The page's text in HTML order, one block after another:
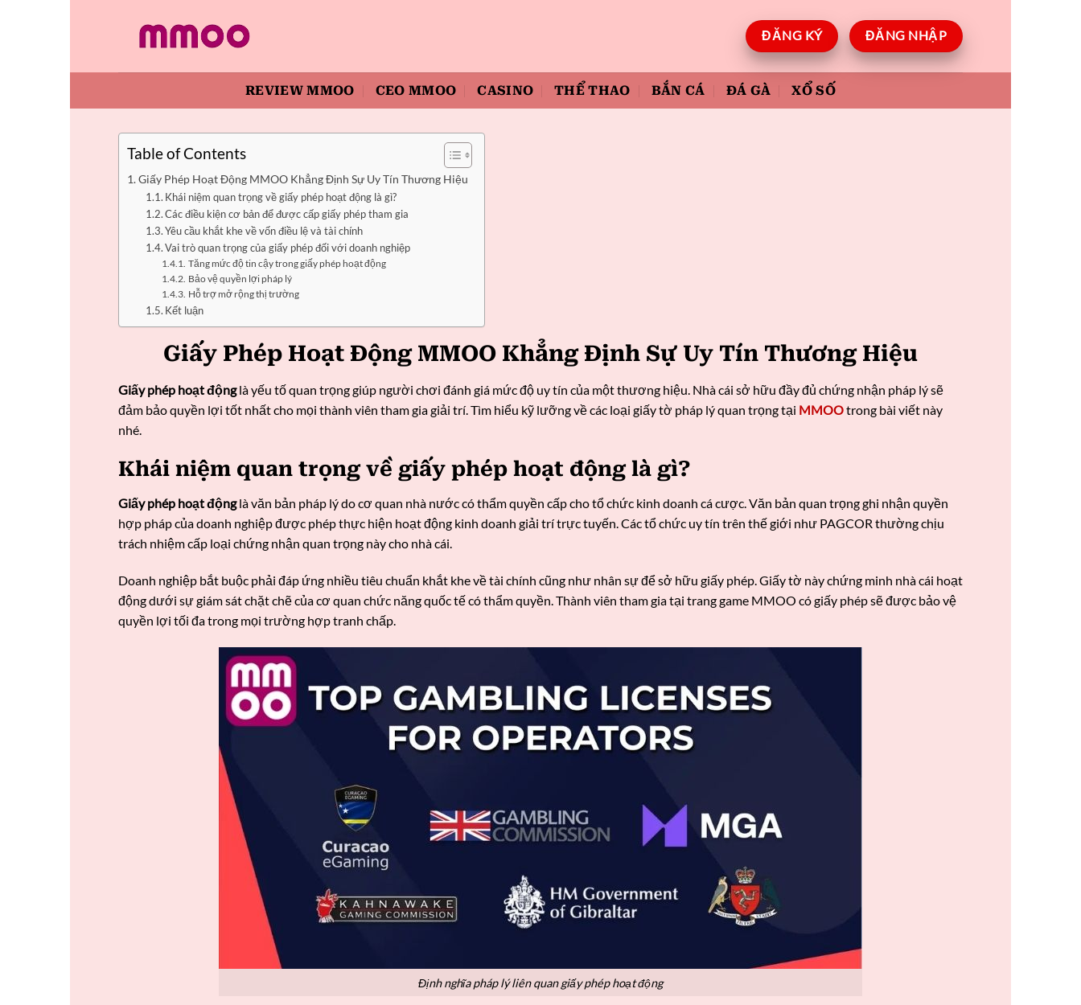
dung
ĐĂNG KÝ ĐĂNG NHẬP
REVIEW MMOO CEO MMOO CASINO THỂ THAO BẮN CÁ ĐÁ GÀ XỔ SỐ
Table of Contents
Giấy Phép Hoạt Động MMOO Khẳng Định Sự Uy Tín Thương Hiệu
Khái niệm quan trọng về giấy phép hoạt động là gì?
Các điều kiện cơ bản để được cấp giấy phép tham gia
Yêu cầu khắt khe về vốn điều lệ và tài chính
Vai trò quan trọng của giấy phép đối với doanh nghiệp
Tăng mức độ tin cậy trong giấy phép hoạt động
Bảo vệ quyền lợi pháp lý
Hỗ trợ mở rộng thị trường
Kết luận
Giấy Phép Hoạt Động MMOO Khẳng Định Sự Uy Tín Thương Hiệu
Giấy phép hoạt độnglà yếu tố quan trọng giúp người chơi đánh giá mức độ uy tín của một thương hiệu. Nhà cái sở hữu đầy đủ chứng nhận pháp lý sẽ
đảm bảo quyền lợi tốt nhất cho mọi thành viên tham gia giải trí. Tìm hiểu kỹ lưỡng về các loại giấy tờ pháp lý quan trọng tại MMOOtrong bài viết này
nhé.
Khái niệm quan trọng về giấy phép hoạt động là gì?
Giấy phép hoạt độnglà văn bản pháp lý do cơ quan nhà nước có thẩm quyền cấp cho tổ chức kinh doanh cá cược. Văn bản quan trọng ghi nhận quyền
hợp pháp của doanh nghiệp được phép thực hiện hoạt động kinh doanh giải trí trực tuyến. Các tổ chức uy tín trên thế giới như PAGCOR thường chịu
trách nhiệm cấp loại chứng nhận quan trọng này cho nhà cái.
Doanh nghiệp bắt buộc phải đáp ứng nhiều tiêu chuẩn khắt khe về tài chính cũng như nhân sự để sở hữu giấy phép. Giấy tờ này chứng minh nhà cái hoạt
động dưới sự giám sát chặt chẽ của cơ quan chức năng quốc tế có thẩm quyền. Thành viên tham gia tại trang game MMOO có giấy phép sẽ được bảo vệ
quyền lợi tối đa trong mọi trường hợp tranh chấp.
Định nghĩa pháp lý liên quan giấy phép hoạt động